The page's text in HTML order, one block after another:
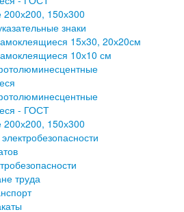
200х200, 150х300
знаки
15х30, 20х20см
10х10 см
- ГОСТ
200х200, 150х300
труда